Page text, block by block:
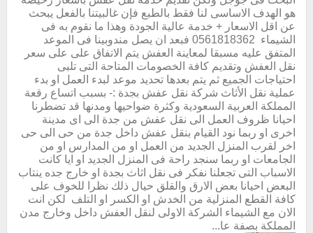
هو الهدف الاساسى لنا فقط بالطبع فإن غالبيتنا بالفعل يبحث
عن اقل الاسعار + خدمة عالية الجودة وهذا ما نقوم به فى
الشيماء 0561818362 فبعد ان يصل مندوبينا فى الموعد
المتفق عليه مسبقا لمعاينة العفش يتم الاتفاق على على سعر
نقل العفش وتقديم كافة الخصومات المتاحة التى تلبى
احتياجات الجميع ثم يتم بعدها تحديد موعد لبدء العمل او بدء
عملية نقل الأثاث شركة نقل عفش بجدة :- بسبب اتساع رقعة
المملكة العربية السعودية وكثرة ضواحيها ومدنها قد تضطرنا
احيانا ظروف العمل الى نقل عفش من جدة الى اى مدينة
اخرى او ربما نود القيام بنقل عفش داخل جدة من حى الى حى
اخر لقرب المنزل الجديد من العمل او من المدارس او من
الجامعات او ربما سنجد راحة فى المنزل الجديد او ايا كانت
الاسباب التى تجعلنا نفكر فى نقل اثاث بجدة او خارج جده ينتاب
البعض احيانا بعض الارق والقلق حيال ذلك نظرا للخوف على
كافة القطع المنزلية من الخدش او الكسر او التلف لكن انت
الان مع الشيماء الشركة الاولى لنقل العفش داخل وخارج مدن
المملكة بصفة عا...